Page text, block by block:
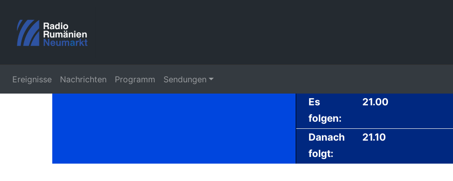
Ereignisse Nachrichten Programm Sendungen
Es
folgen:
21.00
Danach
folgt:
21.10